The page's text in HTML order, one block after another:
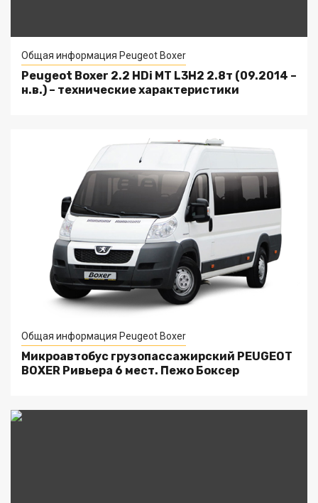
Общая информация Peugeot Boxer
Peugeot Boxer 2.2 HDi MT L3H2 2.8т (09.2014 –
н.в.) – технические характеристики
Общая информация Peugeot Boxer
Микроавтобус грузопассажирский PEUGEOT
BOXER Ривьера 6 мест. Пежо Боксер